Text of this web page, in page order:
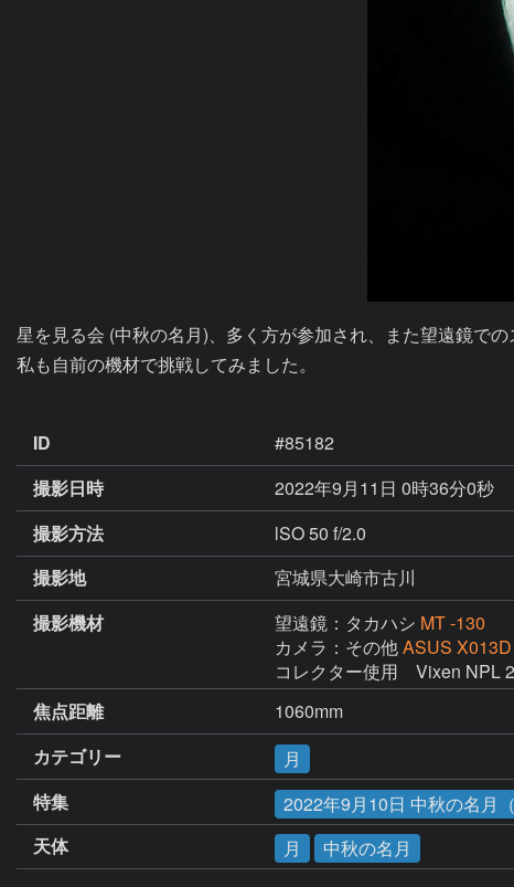
星を見る会 (中秋の名月)、多く方が参加され、また望遠鏡での
私も自前の機材で挑戦してみました。
ID
#85182
撮影日時
2022年9月11日 0時36分0秒
撮影方法
lSO 50 f/2.0
撮影地
宮城県大崎市古川
撮影機材
望遠鏡：タカハシ MT -130
カメラ：その他ASUS X013D
コレクター使用　Vixen NPL
焦点距離
1060mm
カテゴリー
月
特集
2022年9月10日 中秋の名月
天体
月 中秋の名月